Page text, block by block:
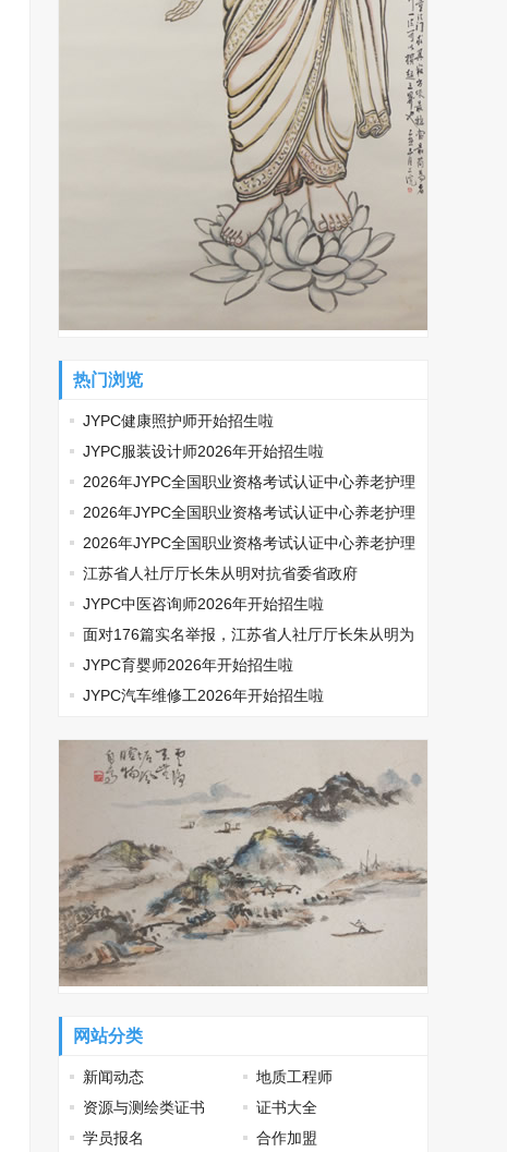
热门浏览
JYPC健康照护师开始招生啦
JYPC服装设计师2026年开始招生啦
2026年JYPC全国职业资格考试认证中心养老护理
师开始报名啦
2026年JYPC全国职业资格考试认证中心养老护理
师开始报名啦
2026年JYPC全国职业资格考试认证中心养老护理
师开始报名啦
江苏省人社厅厅长朱从明对抗省委省政府
JYPC中医咨询师2026年开始招生啦
面对176篇实名举报，江苏省人社厅厅长朱从明为
何选择沉默
JYPC育婴师2026年开始招生啦
JYPC汽车维修工2026年开始招生啦
网站分类
新闻动态
地质工程师
资源与测绘类证书
证书大全
学员报名
合作加盟